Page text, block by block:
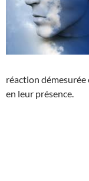
réaction démesurée
en leur présence.